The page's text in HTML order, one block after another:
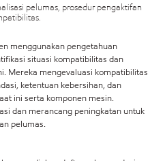
pelumas, prosedur pengaktifan
menggunakan pengetahuan
situasi kompatibilitas dan
Mereka mengevaluasi kompatibilitas
ketentuan kebersihan, dan
ini serta komponen mesin.
dan merancang peningkatan untuk
pelumas.